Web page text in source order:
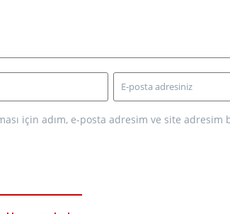
için adım, e-posta adresim ve site adresim